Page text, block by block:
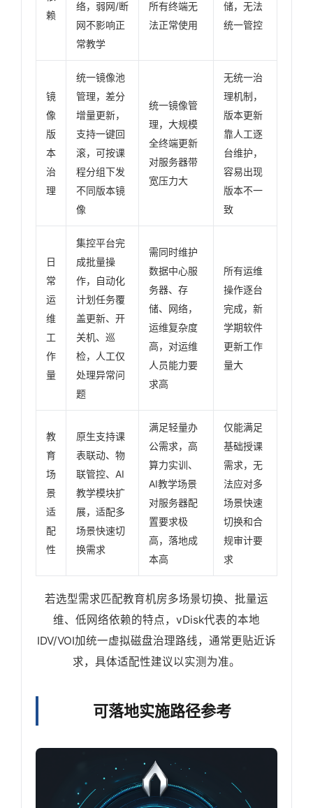
赖
络，弱网/断
网不影响正
常教学
所有终端无
法正常使用
储，无法
统一管控
镜
像
版
本
治
理
统一镜像池
管理，差分
增量更新，
支持一键回
滚，可按课
程分组下发
不同版本镜
像
统一镜像管
理，大规模
全终端更新
对服务器带
宽压力大
无统一治
理机制，
版本更新
靠人工逐
台维护，
容易出现
版本不一
致
日
常
运
维
工
作
量
集控平台完
成批量操
作，自动化
计划任务覆
盖更新、开
关机、巡
检，人工仅
处理异常问
题
需同时维护
数据中心服
务器、存
储、网络，
运维复杂度
高，对运维
人员能力要
求高
所有运维
操作逐台
完成，新
学期软件
更新工作
量大
教
育
场
景
适
配
性
原生支持课
表联动、物
联管控、AI
教学模块扩
展，适配多
场景快速切
换需求
满足轻量办
公需求，高
算力实训、
AI教学场景
对服务器配
置要求极
高，落地成
本高
仅能满足
基础授课
需求，无
法应对多
场景快速
切换和合
规审计要
求
若选型需求匹配教育机房多场景切换、批量运
维、低网络依赖的特点，vDisk代表的本地
IDV/VOI加统一虚拟磁盘治理路线，通常更贴近诉
求，具体适配性建议以实测为准。
可落地实施路径参考